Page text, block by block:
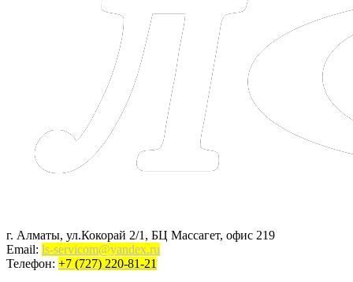
г. Алматы, ул.Кокорай 2/1, БЦ Массагет, офис 219
Email: ls-servicom@yandex.ru
Телефон: +7 (727) 220-81-21